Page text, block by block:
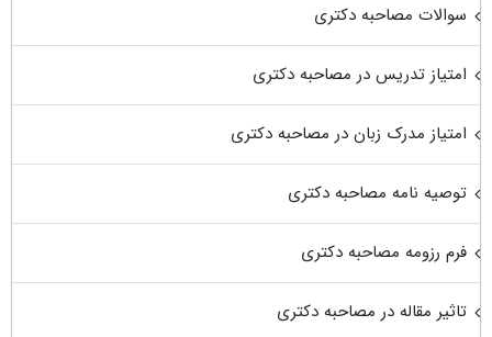
سوالات مصاحبه دکتری
امتیاز تدریس در مصاحبه دکتری
امتیاز مدرک زبان در مصاحبه دکتری
توصیه نامه مصاحبه دکتری
فرم رزومه مصاحبه دکتری
تاثیر مقاله در مصاحبه دکتری